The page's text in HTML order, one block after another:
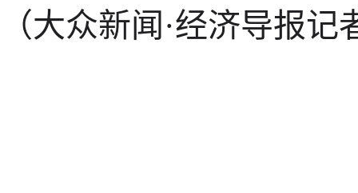
（大众新闻·经济导报记